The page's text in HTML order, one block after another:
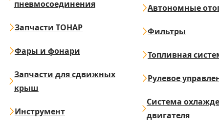
пневмосоединения
Запчасти ТОНАР
Фары и фонари
Запчасти для сдвижных
крыш
Инструмент
Автономные
Фильтры
Топливная
Рулевое
Система
двигателя